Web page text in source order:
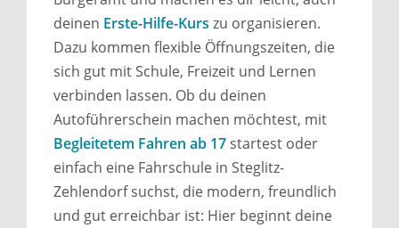
deinen Erste-Hilfe-Kurs zu organisieren.
Dazu kommen flexible Öffnungszeiten, die
sich gut mit Schule, Freizeit und Lernen
verbinden lassen. Ob du deinen
Autoführerschein machen möchtest, mit
Begleitetem Fahren ab 17 startest oder
einfach eine Fahrschule in Steglitz-
Zehlendorf suchst, die modern, freundlich
und gut erreichbar ist: Hier beginnt deine